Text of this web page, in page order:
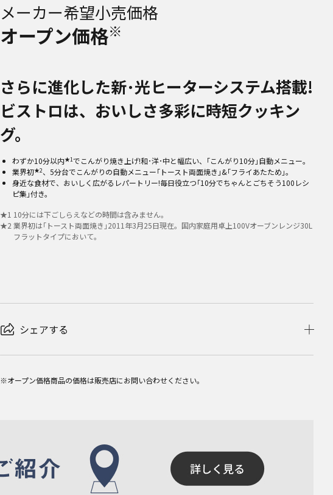
メーカー希望小売価格
オープン価格※
さらに進化した新･光ヒーターシステム搭載!
ビストロは、おいしさ多彩に時短クッキン
グ。
わずか10分以内★1でこんがり焼き上げ!和･洋･中と幅広い、｢こんがり10分｣自動メニュー。
業界初★2、5分台でこんがりの自動メニュー｢トースト両面焼き｣&｢フライあたため｣。
身近な食材で、おいしく広がるレパートリー!毎日役立つ｢10分でちゃんとごちそう100レシ
ピ集｣付き。
★1 10分には下ごしらえなどの時間は含みません。
★2 業界初は｢トースト両面焼き｣2011年3月25日現在。国内家庭用卓上100Vオーブンレンジ30L
フラットタイプにおいて。
シェアする
※オープン価格商品の価格は販売店にお問い合わせください。